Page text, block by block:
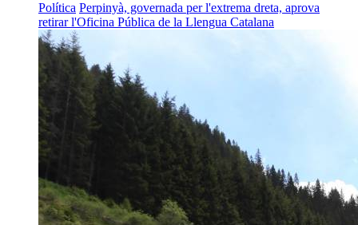
Política Perpinyà, governada per l'extrema dreta, aprova
retirar l'Oficina Pública de la Llengua Catalana